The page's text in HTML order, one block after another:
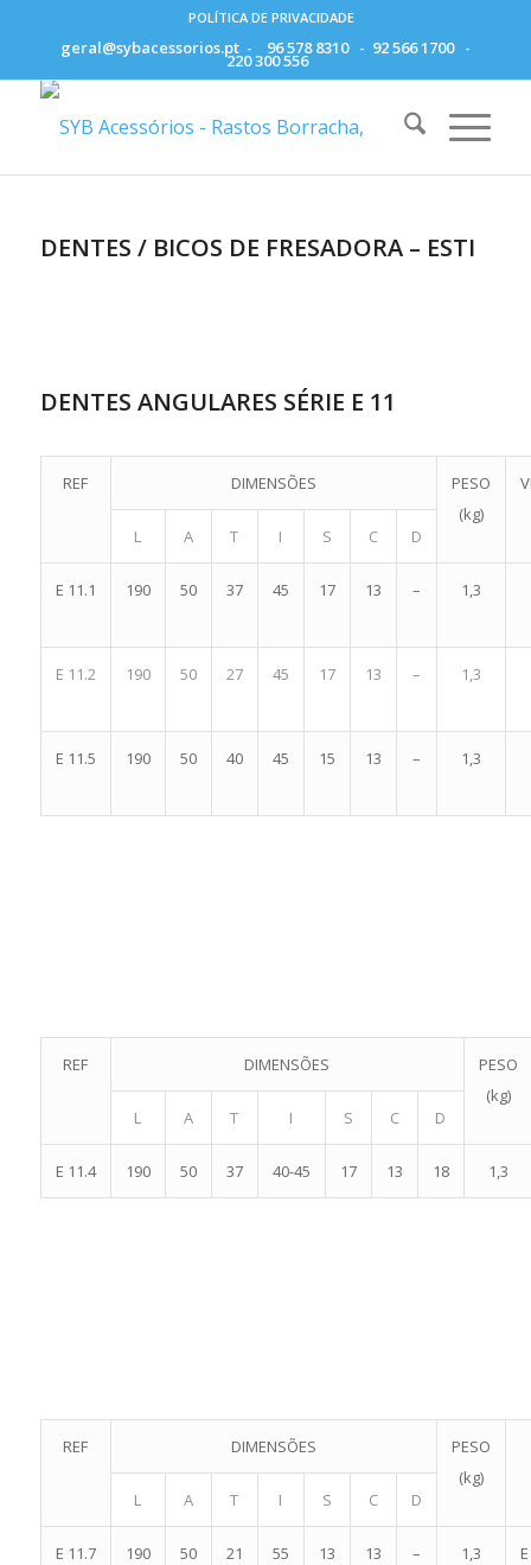
POLÍTICA DE PRIVACIDADE
geral@sybacessorios.pt- 96 578 8310- 92 566 1700-
220 300 556
DENTES / BICOS DE FRESADORA – ESTI
DENTES ANGULARES SÉRIE E 11
REF DIMENSÕES
PESO
(kg)
L A T I S C D
E 11.1 190 50 37 45 17 13 – 1,3
E 11.2 190 50 27 45 17 13 – 1,3
E 11.5 190 50 40 45 15 13 – 1,3
REF DIMENSÕES
PESO
(kg)
L
A T I S C D
E 11.4 190 50 37 40-45 17 13 18 1,3
REF DIMENSÕES
PESO
(kg)
L
A T I S C D
E 11.7 190 50 21 55 13 13 – 1,3